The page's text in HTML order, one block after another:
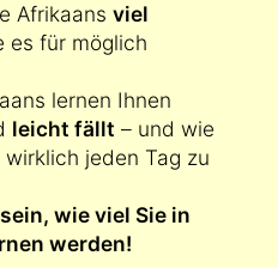
Afrikaans viel
es für möglich
lernen Ihnen
leicht fällt – und wie
jeden Tag zu
wie viel Sie in
werden!